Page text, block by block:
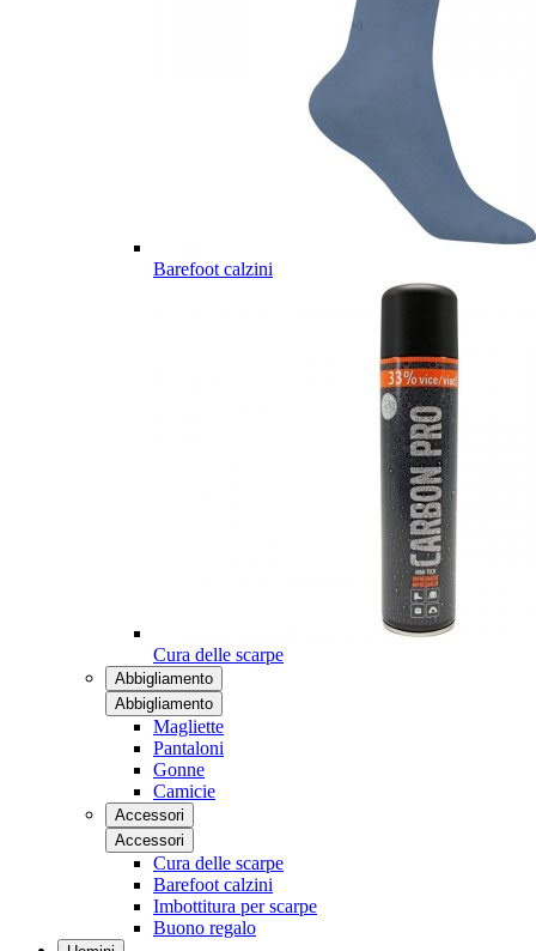
Barefoot calzini
Cura delle scarpe
Abbigliamento
Abbigliamento
Magliette
Pantaloni
Gonne
Camicie
Accessori
Accessori
Cura delle scarpe
Barefoot calzini
Imbottitura per scarpe
Buono regalo